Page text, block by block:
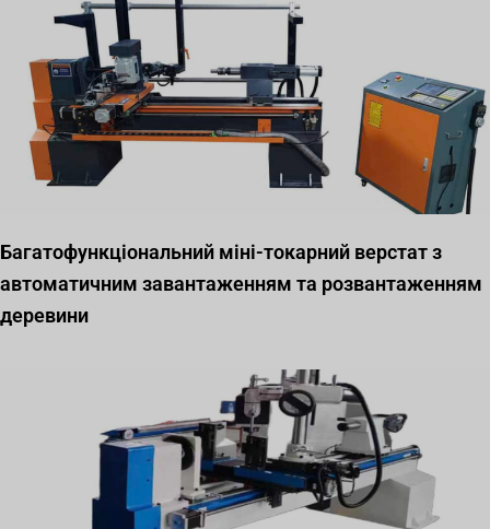
Багатофункціональний міні-токарний верстат з
автоматичним завантаженням та розвантаженням
деревини